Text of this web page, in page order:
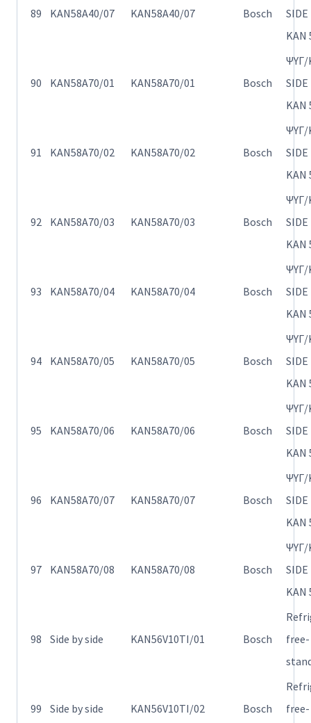
89 KAN58A40/07 KAN58A40/07 Bosch
SIDE
KAN
90 KAN58A70/01 KAN58A70/01 Bosch
SIDE
KAN
91 KAN58A70/02 KAN58A70/02 Bosch
SIDE
KAN
92 KAN58A70/03 KAN58A70/03 Bosch
SIDE
KAN
93 KAN58A70/04 KAN58A70/04 Bosch
SIDE
KAN
94 KAN58A70/05 KAN58A70/05 Bosch
SIDE
KAN
95 KAN58A70/06 KAN58A70/06 Bosch
SIDE
KAN
96 KAN58A70/07 KAN58A70/07 Bosch
SIDE
KAN
97 KAN58A70/08 KAN58A70/08 Bosch
SIDE
KAN
98 Side by side KAN56V10TI/01 Bosch
free-
99 Side by side KAN56V10TI/02 Bosch
free-